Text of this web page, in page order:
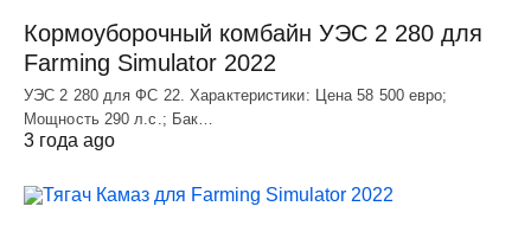
Кормоуборочный комбайн УЭC 2 280 для
Farming Simulator 2022
УЭC 2 280 для ФС 22. Характеристики: Цена 58 500 евро;
Мощность 290 л.с.; Бак…
3 года ago